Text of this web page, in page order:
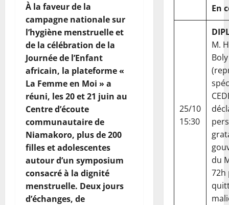
À la faveur de la
campagne nationale sur
l’hygiène menstruelle et
de la célébration de la
Journée de l’Enfant
africain, la plateforme «
La Femme en Moi » a
réuni, les 20 et 21 juin au
Centre d’écoute
communautaire de
Niamakoro, plus de 200
filles et adolescentes
autour d’un symposium
consacré à la dignité
menstruelle. Deux jours
d’échanges, de
En
25/10
15:30
M.
Boly
du
72h